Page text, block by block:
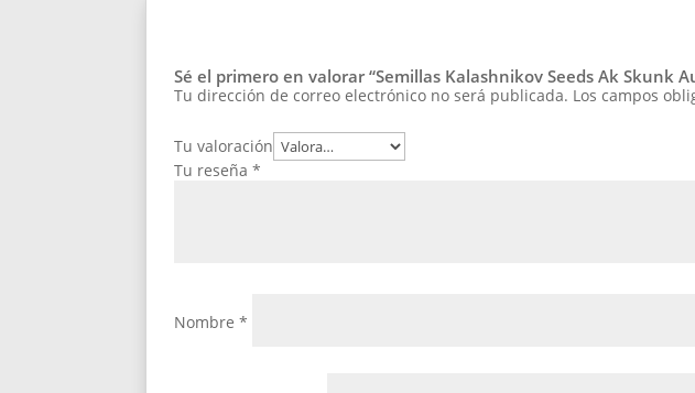
Sé el primero en valorar “Semillas Kalashnikov Seeds Ak Skunk
Tu dirección de correo electrónico no será publicada. Los campos
Tu valoración
Tu reseña *
Nombre *